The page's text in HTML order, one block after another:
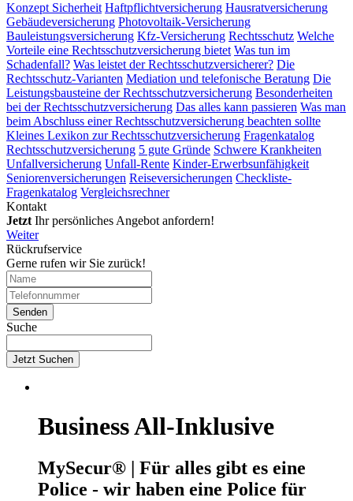
Konzept Sicherheit Haftpflichtversicherung Hausratversicherung
Gebäudeversicherung Photovoltaik-Versicherung
Bauleistungsversicherung Kfz-Versicherung Rechtsschutz Welche
Vorteile eine Rechtsschutzversicherung bietet Was tun im
Schadenfall? Was leistet der Rechtsschutzversicherer? Die
Rechtsschutz-Varianten Mediation und telefonische Beratung Die
Leistungsbausteine der Rechtsschutzversicherung Besonderheiten
bei der Rechtsschutzversicherung Das alles kann passieren Was man
beim Abschluss einer Rechtsschutzversicherung beachten sollte
Kleines Lexikon zur Rechtsschutzversicherung Fragenkatalog
Rechtsschutzversicherung 5 gute Gründe Schwere Krankheiten
Unfallversicherung Unfall-Rente Kinder-Erwerbsunfähigkeit
Seniorenversicherungen Reiseversicherungen Checkliste-
Fragenkatalog Vergleichsrechner
Kontakt
Jetzt Ihr persönliches Angebot anfordern!
Weiter
Rückrufservice
Gerne rufen wir Sie zurück!
Suche
Jetzt Suchen
Business All-Inklusive
MySecur® | Für alles gibt es eine
Police - wir haben eine Police für